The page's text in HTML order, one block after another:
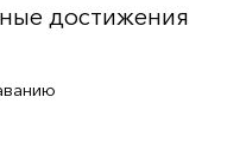
достижения